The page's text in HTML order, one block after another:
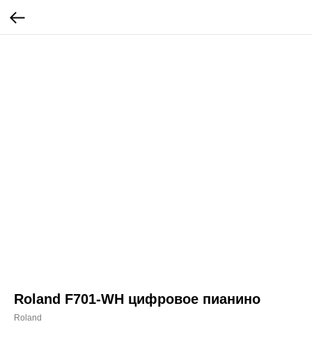
Roland F701-WH цифровое пианино
Roland